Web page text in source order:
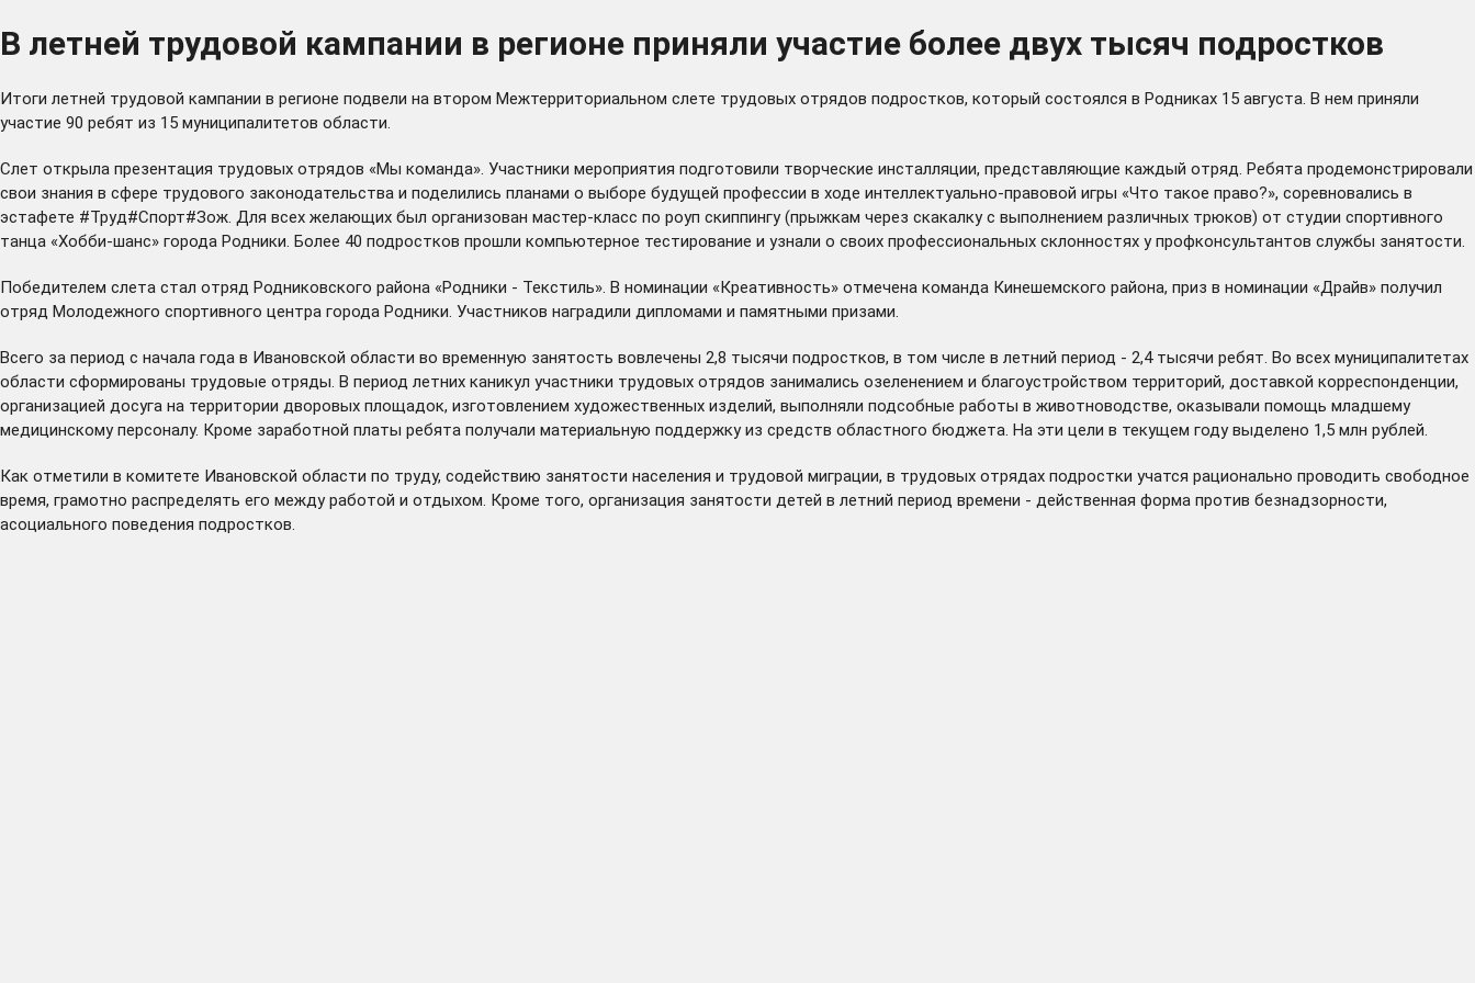
В летней трудовой кампании в регионе приняли участие более двух тысяч подростков
Итоги летней трудовой кампании в регионе подвели на втором Межтерриториальном слете трудовых отрядов подростков, который состоялся в Родниках 15 августа. В нем приняли
участие 90 ребят из 15 муниципалитетов области.
Слет открыла презентация трудовых отрядов «Мы команда». Участники мероприятия подготовили творческие инсталляции, представляющие каждый отряд. Ребята продемонстрировали
свои знания в сфере трудового законодательства и поделились планами о выборе будущей профессии в ходе интеллектуально-правовой игры «Что такое право?», соревновались в
эстафете #Труд#Спорт#Зож. Для всех желающих был организован мастер-класс по роуп скиппингу (прыжкам через скакалку с выполнением различных трюков) от студии спортивного
танца «Хобби-шанс» города Родники. Более 40 подростков прошли компьютерное тестирование и узнали о своих профессиональных склонностях у профконсультантов службы занятости.
Победителем слета стал отряд Родниковского района «Родники - Текстиль». В номинации «Креативность» отмечена команда Кинешемского района, приз в номинации «Драйв» получил
отряд Молодежного спортивного центра города Родники. Участников наградили дипломами и памятными призами.
Всего за период с начала года в Ивановской области во временную занятость вовлечены 2,8 тысячи подростков, в том числе в летний период - 2,4 тысячи ребят. Во всех муниципалитетах
области сформированы трудовые отряды. В период летних каникул участники трудовых отрядов занимались озеленением и благоустройством территорий, доставкой корреспонденции,
организацией досуга на территории дворовых площадок, изготовлением художественных изделий, выполняли подсобные работы в животноводстве, оказывали помощь младшему
медицинскому персоналу. Кроме заработной платы ребята получали материальную поддержку из средств областного бюджета. На эти цели в текущем году выделено 1,5 млн рублей.
Как отметили в комитете Ивановской области по труду, содействию занятости населения и трудовой миграции, в трудовых отрядах подростки учатся рационально проводить свободное
время, грамотно распределять его между работой и отдыхом. Кроме того, организация занятости детей в летний период времени - действенная форма против безнадзорности,
асоциального поведения подростков.